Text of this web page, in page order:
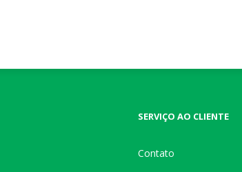
SERVIÇO AO CLIENTE
Contato